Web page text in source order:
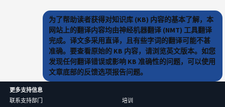
为了帮助读者获得对知识库 (KB) 内容的基本了解，本
网站上的翻译内容均由神经机器翻译 (NMT) 工具翻译
完成。译文多采用直译，且有些字词的翻译可能不甚
准确。要查看原始的 KB 内容，请浏览英文版本。如您
发现任何翻译错误或影响 KB 准确性的问题，可以使用
文章底部的反馈选项报告问题。
更多支持信息
联系支持部门
培训